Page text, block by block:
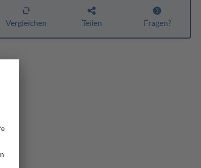
Vergleichen Teilen Fragen?